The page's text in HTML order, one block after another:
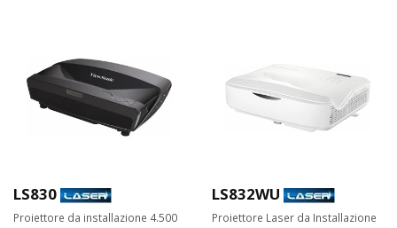
LS830
Proiettore da installazione 4.500
LS832WU
Proiettore Laser da Installazione